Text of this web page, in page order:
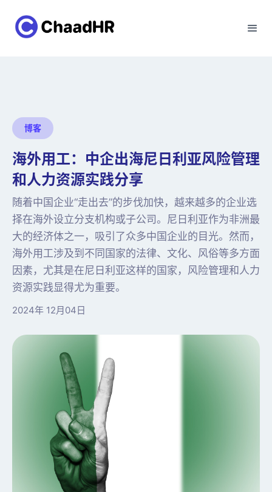
博客
海外用工：中企出海尼日利亚风险管理
和人力资源实践分享
随着中国企业“走出去”的步伐加快，越来越多的企业选
择在海外设立分支机构或子公司。尼日利亚作为非洲最
大的经济体之一，吸引了众多中国企业的目光。然而，
海外用工涉及到不同国家的法律、文化、风俗等多方面
因素，尤其是在尼日利亚这样的国家，风险管理和人力
资源实践显得尤为重要。
2024年 12月04日